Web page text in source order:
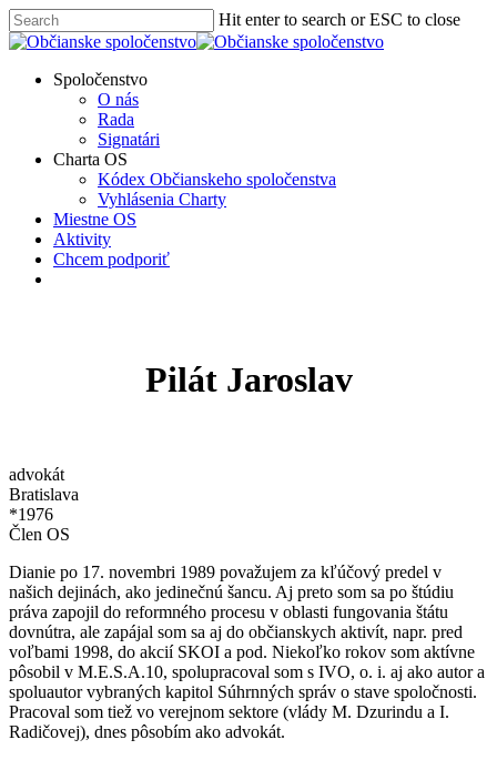
Skip
to
content
Hit enter to search or ESC to close
Close
Menu
Spoločenstvo
O nás
Rada
Signatári
Charta OS
Kódex Občianskeho spoločenstva
Vyhlásenia Charty
Miestne OS
Aktivity
Chcem podporiť
Pilát Jaroslav
advokát
Bratislava
*1976
Člen OS
Dianie po 17. novembri 1989 považujem za kľúčový predel v
našich dejinách, ako jedinečnú šancu. Aj preto som sa po štúdiu
práva zapojil do reformného procesu v oblasti fungovania štátu
dovnútra, ale zapájal som sa aj do občianskych aktivít, napr. pred
voľbami 1998, do akcií SKOI a pod. Niekoľko rokov som aktívne
pôsobil v M.E.S.A.10, spolupracoval som s IVO, o. i. aj ako autor a
spoluautor vybraných kapitol Súhrnných správ o stave spoločnosti.
Pracoval som tiež vo verejnom sektore (vlády M. Dzurindu a I.
Radičovej), dnes pôsobím ako advokát.